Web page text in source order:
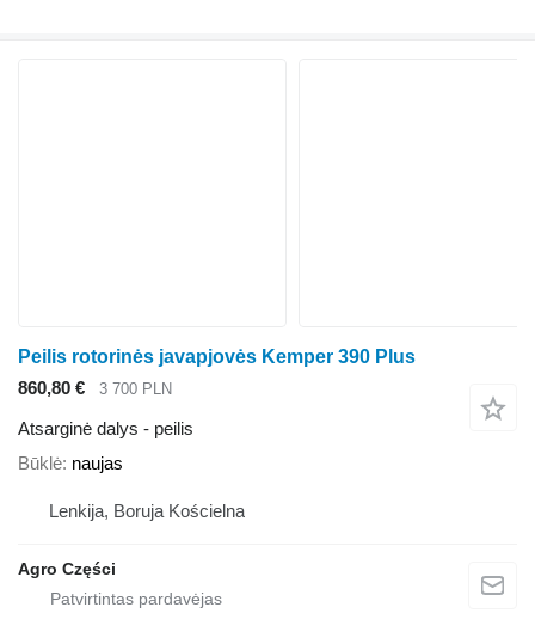
Peilis rotorinės javapjovės Kemper 390 Plus
860,80 €
3 700 PLN
Atsarginė dalys - peilis
Būklė naujas
Lenkija, Boruja Kościelna
Agro Części